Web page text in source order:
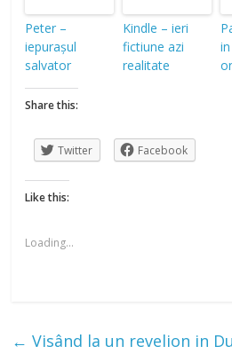
Peter –
iepurașul
salvator
Kindle – ieri
fictiune azi
realitate
Share this:
Twitter Facebook
Like this:
Loading...
← Visând la un revelion in